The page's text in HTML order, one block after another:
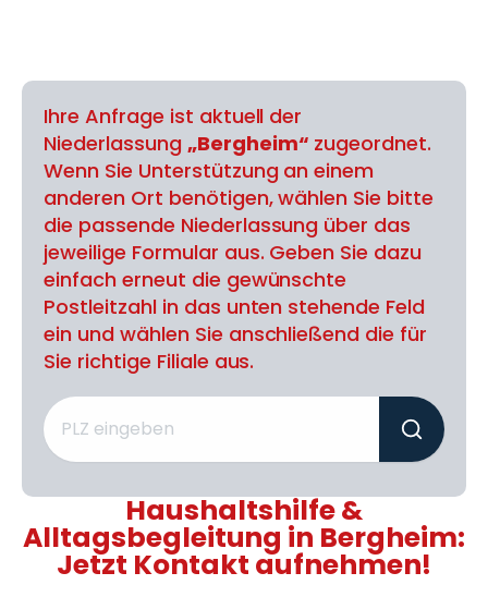
Ihre Anfrage ist aktuell der
Niederlassung „Bergheim“ zugeordnet.
Wenn Sie Unterstützung an einem
anderen Ort benötigen, wählen Sie bitte
die passende Niederlassung über das
jeweilige Formular aus. Geben Sie dazu
einfach erneut die gewünschte
Postleitzahl in das unten stehende Feld
ein und wählen Sie anschließend die für
Sie richtige Filiale aus.
Haushaltshilfe &
Alltagsbegleitung in Bergheim:
Jetzt Kontakt aufnehmen!